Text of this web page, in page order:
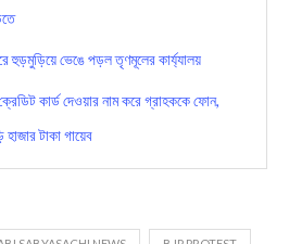
হুড়মুড়িয়ে ভেঙে পড়ল তৃণমূলের কার্য্যালয়
কার্ড দেওয়ার নাম করে গ্রাহককে ফোন,
টাকা গায়েব